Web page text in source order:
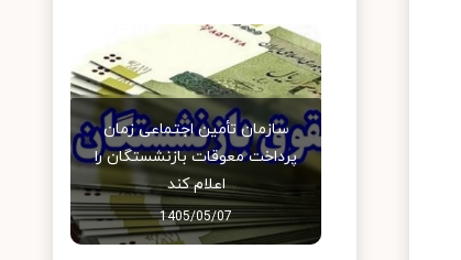
سازمان تأمین اجتماعی زمان
پرداخت معوقات بازنشستگان را
اعلام کند
1405/05/07